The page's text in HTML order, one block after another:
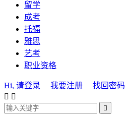
留学
成考
托福
雅思
艺考
职业资格
Hi, 请登录 我要注册
找回密码
 
